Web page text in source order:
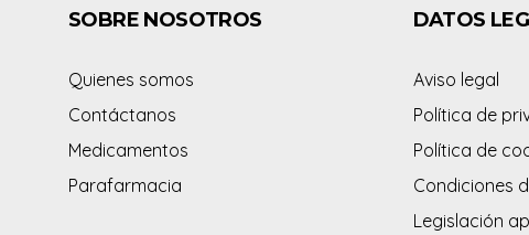
SOBRE NOSOTROS
Quienes somos
Contáctanos
Medicamentos
Parafarmacia
DATOS
Aviso legal
Política de
Política de
Condiciones
Legislación